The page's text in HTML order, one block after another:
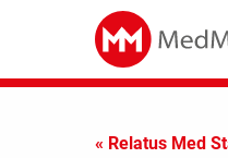
« Relatus Med